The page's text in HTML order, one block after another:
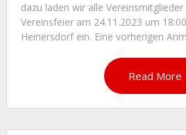
dazu laden wir alle
Vereinsfeier am 24.11.2023 um
Heinersdorf ein. Eine vorherigen
Read More